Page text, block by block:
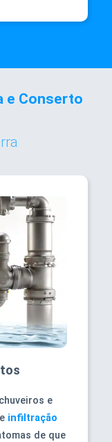
e Conserto
e
infiltração
de que